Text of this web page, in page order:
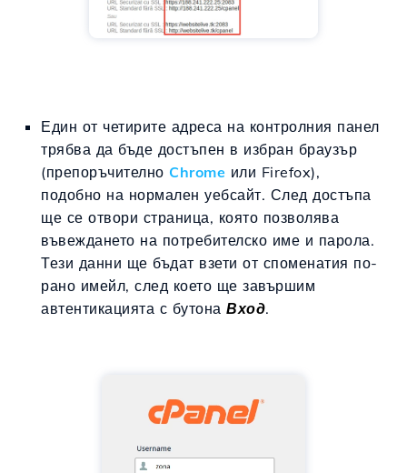
Един от четирите адреса на контролния панел
трябва да бъде достъпен в избран браузър
(препоръчително Chrome или Firefox),
подобно на нормален уебсайт. След достъпа
ще се отвори страница, която позволява
въвеждането на потребителско име и парола.
Тези данни ще бъдат взети от споменатия по-
рано имейл, след което ще завършим
автентикацията с бутона Вход.